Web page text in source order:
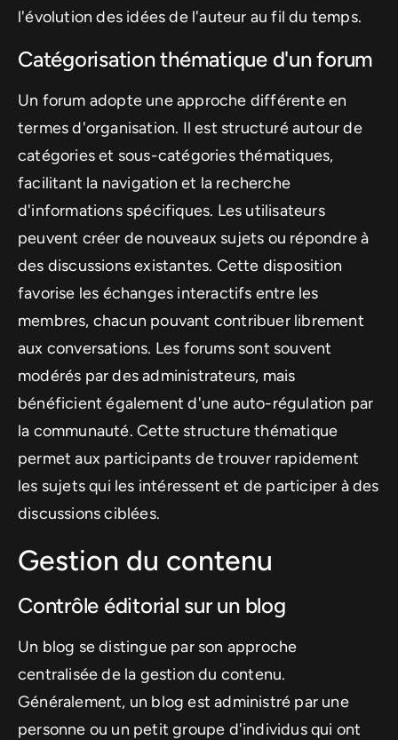
l'évolution des idées de l'auteur au fil du temps.
Catégorisation thématique d'un forum
Un forum adopte une approche différente en
termes d'organisation. Il est structuré autour de
catégories et sous-catégories thématiques,
facilitant la navigation et la recherche
d'informations spécifiques. Les utilisateurs
peuvent créer de nouveaux sujets ou répondre à
des discussions existantes. Cette disposition
favorise les échanges interactifs entre les
membres, chacun pouvant contribuer librement
aux conversations. Les forums sont souvent
modérés par des administrateurs, mais
bénéficient également d'une auto-régulation par
la communauté. Cette structure thématique
permet aux participants de trouver rapidement
les sujets qui les intéressent et de participer à des
discussions ciblées.
Gestion du contenu
Contrôle éditorial sur un blog
Un blog se distingue par son approche
centralisée de la gestion du contenu.
Généralement, un blog est administré par une
personne ou un petit groupe d'individus qui ont